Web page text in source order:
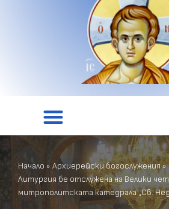
Начало » Архиерейски богослужения»
Литургия бе отслужена на Велики
митрополитската катедрала „Св.